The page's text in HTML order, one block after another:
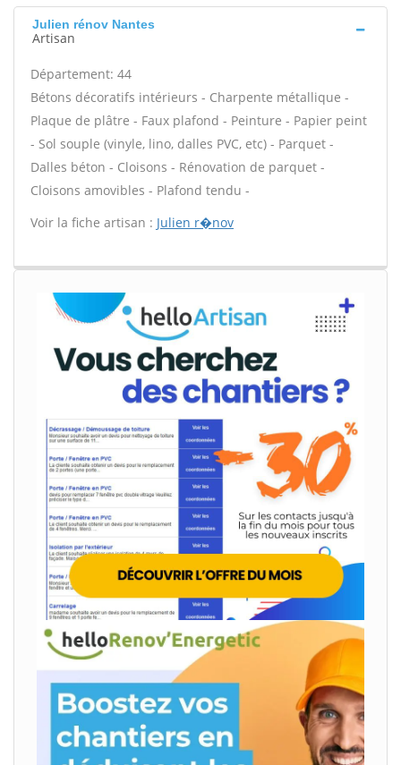
Julien rénov Nantes
Artisan
Département: 44
Bétons décoratifs intérieurs - Charpente métallique -
Plaque de plâtre - Faux plafond - Peinture - Papier peint
- Sol souple (vinyle, lino, dalles PVC, etc) - Parquet -
Dalles béton - Cloisons - Rénovation de parquet -
Cloisons amovibles - Plafond tendu -
Voir la fiche artisan : Julien r�nov